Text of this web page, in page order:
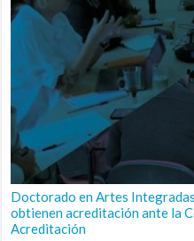
Doctorado en Artes
obtienen acreditación ante la
Acreditación